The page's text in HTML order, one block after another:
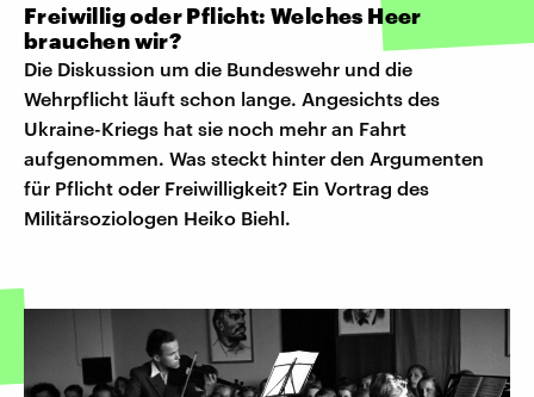
Freiwillig oder Pflicht: Welches Heer
brauchen wir?
Die Diskussion um die Bundeswehr und die
Wehrpflicht läuft schon lange. Angesichts des
Ukraine-Kriegs hat sie noch mehr an Fahrt
aufgenommen. Was steckt hinter den Argumenten
für Pflicht oder Freiwilligkeit? Ein Vortrag des
Militärsoziologen Heiko Biehl.